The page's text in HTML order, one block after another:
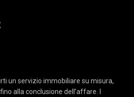
un servizio immobiliare su misura,
alla conclusione dell’affare. I